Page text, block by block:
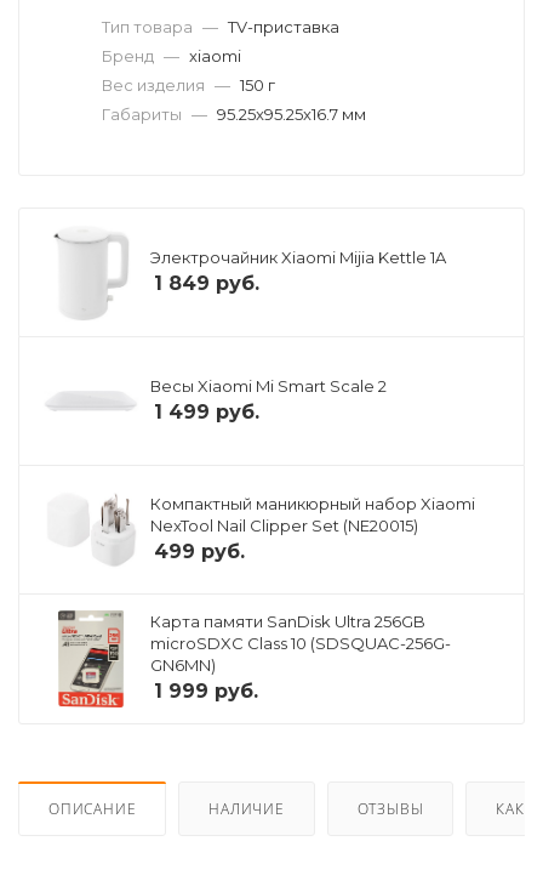
Тип товара — TV-приставка
Бренд — xiaomi
Вес изделия — 150 г
Габариты — 95.25x95.25x16.7 мм
Электрочайник Xiaomi Mijia Kettle 1A
1 849 руб.
Весы Xiaomi Mi Smart Scale 2
1 499 руб.
Компактный маникюрный набор Xiaomi
NexTool Nail Clipper Set (NE20015)
499 руб.
Карта памяти SanDisk Ultra 256GB
microSDXC Class 10 (SDSQUAC-256G-
GN6MN)
1 999 руб.
ОПИСАНИЕ НАЛИЧИЕ ОТЗЫВЫ КАК